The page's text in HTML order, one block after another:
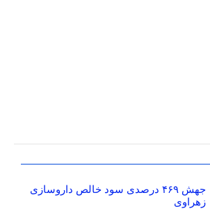
جهش ۴۶۹ درصدی سود خالص داروسازی
زهراوی